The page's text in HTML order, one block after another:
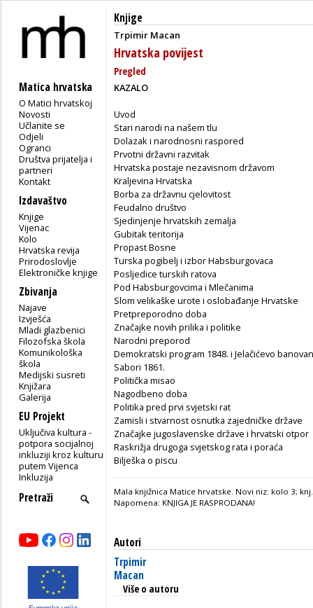
Matica hrvatska
O Matici hrvatskoj
Novosti
Učlanite se
Odjeli
Ogranci
Društva prijatelja i
partneri
Kontakt
Izdavaštvo
Knjige
Vijenac
Kolo
Hrvatska revija
Prirodoslovlje
Elektroničke knjige
Zbivanja
Najave
Izvješća
Mladi glazbenici
Filozofska škola
Komunikološka
škola
Medijski susreti
Knjižara
Galerija
EU Projekt
Uključiva kultura -
potpora socijalnoj
inkluziji kroz kulturu
putem Vijenca
Inkluzija
Knjige
Trpimir Macan
Hrvatska povijest
Pregled
KAZALO
Uvod
Stari narodi na našem tlu
Dolazak i narodnosni raspored
Prvotni državni razvitak
Hrvatska postaje nezavisnom državom
Kraljevina Hrvatska
Borba za državnu cjelovitost
Feudalno društvo
Sjedinjenje hrvatskih zemalja
Gubitak teritorija
Propast Bosne
Turska pogibelj i izbor Habsburgovaca
Posljedice turskih ratova
Pod Habsburgovcima i Mlečanima
Slom velikaške urote i oslobađanje Hrvatske
Pretpreporodno doba
Značajke novih prilika i politike
Narodni preporod
Demokratski program 1848. i Jelačićevo
Sabori 1861.
Politička misao
Nagodbeno doba
Politika pred prvi svjetski rat
Zamisli i stvarnost osnutka zajedničke države
Značajke jugoslavenske države i hrvatski otpor
Raskrižja drugoga svjetskog rata i poraća
Bilješka o piscu
Mala knjižnica Matice hrvatske. Novi niz: kolo 3;
Napomena: KNJIGA JE RASPRODANA!
Autori
Trpimir
Macan
Više o autoru